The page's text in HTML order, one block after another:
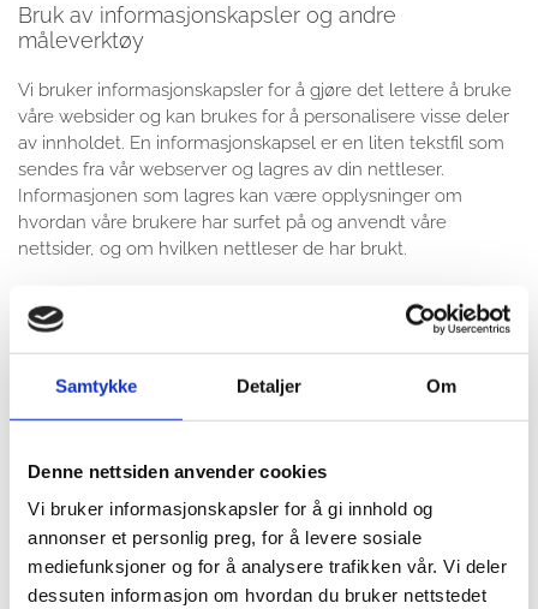
Samtykke Detaljer Om
Denne nettsiden anvender cookies
Vi bruker informasjonskapsler for å gi innhold og
annonser et personlig preg, for å levere sosiale
mediefunksjoner og for å analysere trafikken vår. Vi deler
dessuten informasjon om hvordan du bruker nettstedet
Bruk av informasjonskapsler og andre
måleverktøy
Vi bruker informasjonskapsler for å gjøre det lettere å bruke
våre websider og kan brukes for å personalisere visse deler
av innholdet. En informasjonskapsel er en liten tekstfil som
sendes fra vår webserver og lagres av din nettleser.
Informasjonen som lagres kan være opplysninger om
hvordan våre brukere har surfet på og anvendt våre
nettsider, og om hvilken nettleser de har brukt.
Vi anvender statistikk om brukere og
trafikk/trafikkleverandører i aggregert form. Statistikken
anonymt. IP-adresser lagres ikke i vår database der vi lagrer
atferd på nettstedet, derfor kan informasjon om deg som
adresse lagres av sikkerhetsmessige årsaker bare i de
tilfeller du selv aktivt registrerer deg på nettstedet.
Formål: